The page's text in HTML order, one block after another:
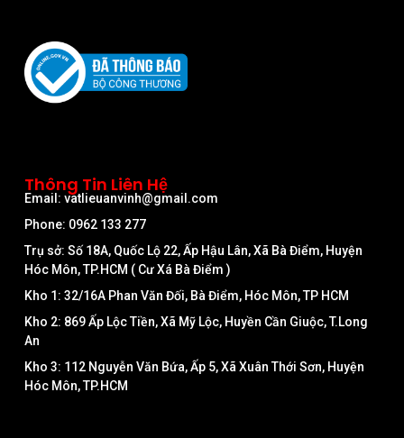
Thông Tin Liên Hệ
Email: vatlieuanvinh@gmail.com
Phone: 0962 133 277
Trụ sở: Số 18A, Quốc Lộ 22, Ấp Hậu Lân, Xã Bà Điểm, Huyện
Hóc Môn, TP.HCM ( Cư Xá Bà Điểm )
Kho 1: 32/16A Phan Văn Đối, Bà Điểm, Hóc Môn, TP HCM
Kho 2: 869 Ấp Lộc Tiền, Xã Mỹ Lộc, Huyền Cần Giuộc, T.Long
An
Kho 3: 112 Nguyễn Văn Bứa, Ấp 5, Xã Xuân Thới Sơn, Huyện
Hóc Môn, TP.HCM